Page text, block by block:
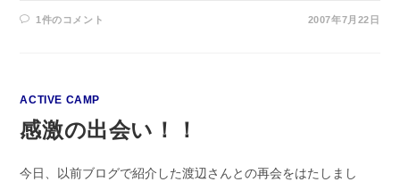
1件のコメント 2007年7月22日
ACTIVE CAMP
感激の出会い！！
今日、以前ブログで紹介した渡辺さんとの再会をはたしまし